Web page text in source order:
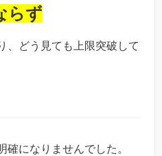
らず
、どう見ても上限突破して
になりませんでした。